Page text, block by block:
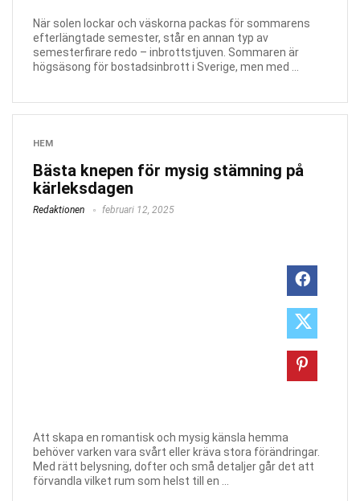
När solen lockar och väskorna packas för sommarens
efterlängtade semester, står en annan typ av
semesterfirare redo – inbrottstjuven. Sommaren är
högsäsong för bostadsinbrott i Sverige, men med ...
HEM
Bästa knepen för mysig stämning på
kärleksdagen
Redaktionen februari 12, 2025
Att skapa en romantisk och mysig känsla hemma
behöver varken vara svårt eller kräva stora förändringar.
Med rätt belysning, dofter och små detaljer går det att
förvandla vilket rum som helst till en ...